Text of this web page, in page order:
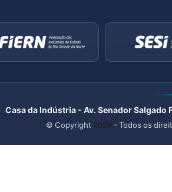
Casa da Indústria - Av. Senador
© Copyright 2026 - Todos os